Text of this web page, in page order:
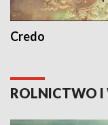
Credo
ROLNICTWO I